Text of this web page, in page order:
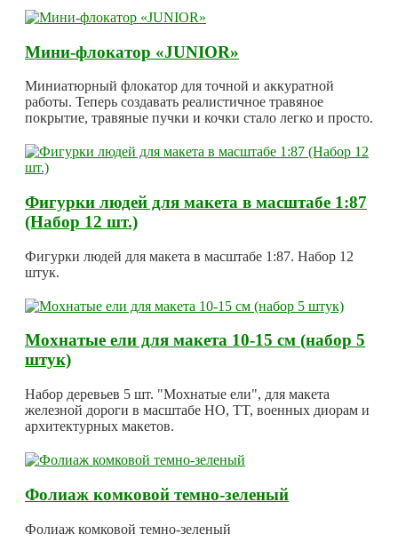
Мини-флокатор «JUNIOR»
Миниатюрный флокатор для точной и аккуратной
работы. Теперь создавать реалистичное травяное
покрытие, травяные пучки и кочки стало легко и просто.
Фигурки людей для макета в масштабе 1:87
(Набор 12 шт.)
Фигурки людей для макета в масштабе 1:87. Набор 12
штук.
Мохнатые ели для макета 10-15 см (набор 5
штук)
Набор деревьев 5 шт. "Мохнатые ели", для макета
железной дороги в масштабе HO, TT, военных диорам и
архитектурных макетов.
Фолиаж комковой темно-зеленый
Фолиаж комковой темно-зеленый